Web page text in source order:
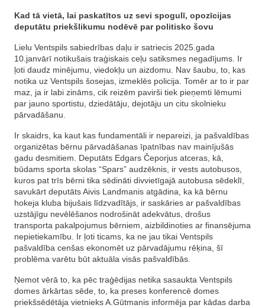
Kad tā vietā, lai paskatītos uz sevi spogulī, opozīcijas
deputātu priekšlikumu nodēvē par politisko šovu
Lielu Ventspils sabiedrības daļu ir satriecis 2025.gada
10.janvārī notikušais traģiskais ceļu satiksmes negadījums. Ir
ļoti daudz minējumu, viedokļu un aizdomu. Nav šaubu, to, kas
notika uz Ventspils šosejas, izmeklēs policija. Tomēr ar to ir par
maz, ja ir labi zināms, cik reizēm pavirši tiek pieņemti lēmumi
par jauno sportistu, dziedātāju, dejotāju un citu skolnieku
pārvadāšanu.
Ir skaidrs, ka kaut kas fundamentāli ir nepareizi, ja pašvaldības
organizētas bērnu pārvadāšanas īpatnības nav mainījušās
gadu desmitiem. Deputāts Edgars Čeporjus atceras, kā,
būdams sporta skolas “Spars” audzēknis, ir vests autobusos,
kuros pat trīs bērni tika sēdināti divvietīgajā autobusa sēdeklī,
savukārt deputāts Aivis Landmanis atgādina, ka kā bērnu
hokeja kluba bijušais līdzvadītājs, ir saskāries ar pašvaldības
uzstājīgu nevēlēšanos nodrošināt adekvātus, drošus
transporta pakalpojumus bērniem, aizbildinoties ar finansējuma
nepietiekamību. Ir ļoti ticams, ka ne jau tikai Ventspils
pašvaldība cenšas ekonomēt uz pārvadājumu rēķina, šī
problēma varētu būt aktuāla visās pašvaldībās.
Ņemot vērā to, ka pēc traģēdijas netika sasaukta Ventspils
domes ārkārtas sēde, to, ka preses konferencē domes
priekšsēdētāja vietnieks A.Gūtmanis informēja par kādas darba